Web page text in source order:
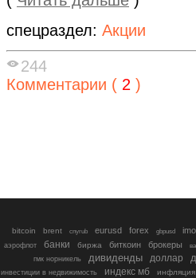
спецраздел: Акции
244
Комментарии ( 2 )
bitcoin brent cnyrub eurusd forex gbpusd
аэрофлот банки биржа биткоин брокеры
гмк норникель
дивиденды доллар
инвестиции в недвижимость индекс мб
инфляция